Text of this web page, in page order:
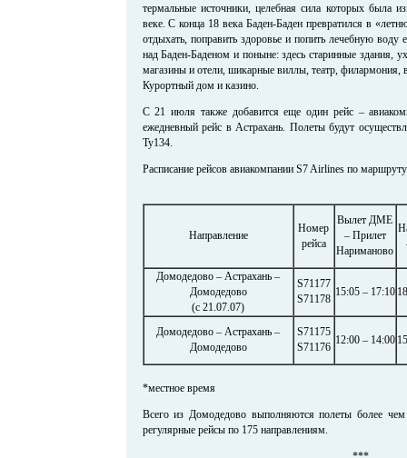
термальные источники, целебная сила которых была
веке. С конца 18 века Баден-Баден превратился в
отдыхать, поправить здоровье и попить лечебную воду
над Баден-Баденом и поныне: здесь старинные здания,
магазины и отели, шикарные виллы, театр, филармония,
Курортный дом и казино.
С 21 июля также добавится еще один рейс –
ежедневный рейс в Астрахань. Полеты будут
Ту134.
Расписание рейсов авиакомпании S7 Airlines по
Направление
Номер
рейса
Вылет ДМЕ
– Прилет
Нариманово
Домодедово – Астрахань –
Домодедово
(c 21.07.07)
S71177
S71178
15:05 – 17:10
Домодедово – Астрахань –
Домодедово
S71175
S71176
12:00 – 14:00
*местное время
Всего из Домодедово выполняются полеты более
регулярные рейсы по 175 направлениям.